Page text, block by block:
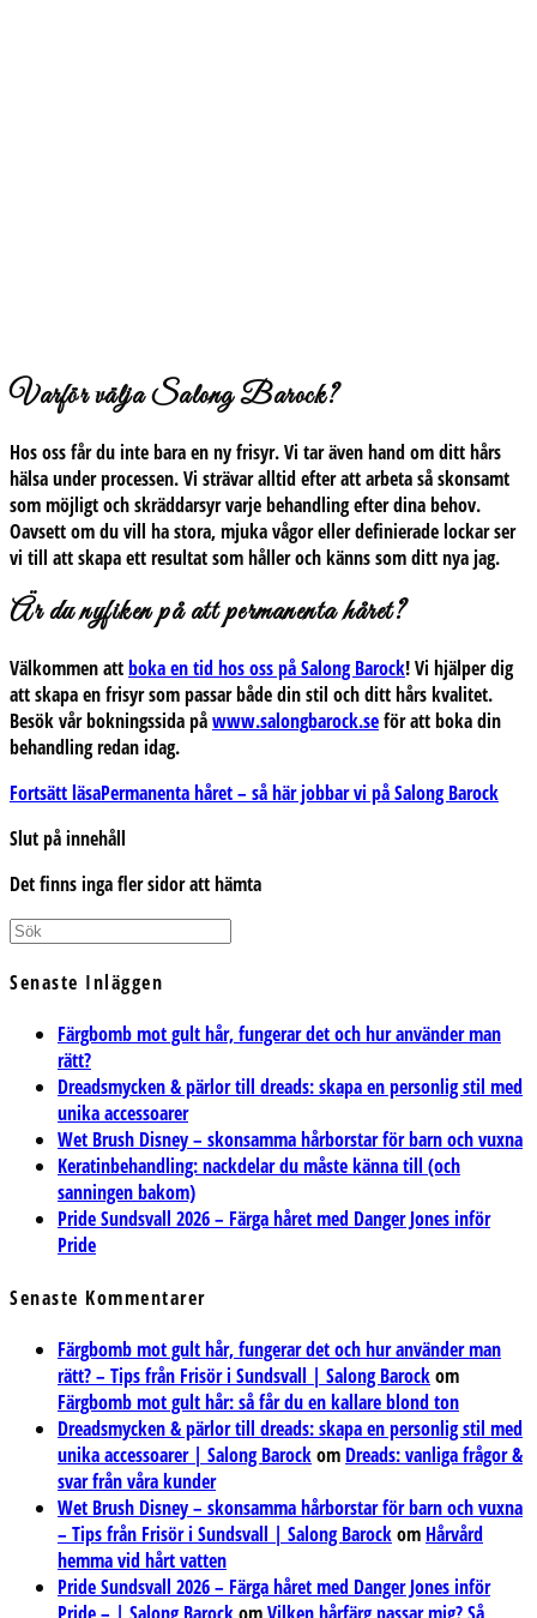
Varför välja Salong Barock?
Hos oss får du inte bara en ny frisyr. Vi tar även hand om ditt hårs
hälsa under processen. Vi strävar alltid efter att arbeta så skonsamt
som möjligt och skräddarsyr varje behandling efter dina behov.
Oavsett om du vill ha stora, mjuka vågor eller definierade lockar ser
vi till att skapa ett resultat som håller och känns som ditt nya jag.
Är du nyfiken på att permanenta håret?
Välkommen attboka en tid hos oss påSalong Barock!Vi hjälper dig
att skapa en frisyr som passar både din stil och ditt hårs kvalitet.
Besök vår bokningssida påwww.salongbarock.seför att boka din
behandling redan idag.
Fortsätt läsaPermanenta håret – så här jobbar vi på Salong Barock
Slut på innehåll
Det finns inga fler sidor att hämta
Senaste Inläggen
Färgbomb mot gult hår, fungerar det och hur använder man
rätt?
Dreadsmycken & pärlor till dreads: skapa en personlig stil med
unika accessoarer
Wet Brush Disney – skonsamma hårborstar för barn och vuxna
Keratinbehandling: nackdelar du måste känna till (och
sanningen bakom)
Pride Sundsvall 2026 – Färga håret med Danger Jones inför
Pride
Senaste Kommentarer
Färgbomb mot gult hår, fungerar det och hur använder man
rätt? – Tips från Frisör i Sundsvall | Salong Barockom
Färgbomb mot gult hår: så får du en kallare blond ton
Dreadsmycken & pärlor till dreads: skapa en personlig stil med
unika accessoarer | Salong Barockom Dreads: vanliga frågor &
svar från våra kunder
Wet Brush Disney – skonsamma hårborstar för barn och vuxna
– Tips från Frisör i Sundsvall | Salong Barockom Hårvård
hemma vid hårt vatten
Pride Sundsvall 2026 – Färga håret med Danger Jones inför